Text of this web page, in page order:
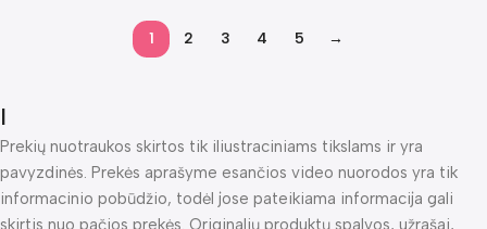
1 2 3 4 5 →
I
Prekių nuotraukos skirtos tik iliustraciniams tikslams ir yra
pavyzdinės. Prekės aprašyme esančios video nuorodos yra tik
informacinio pobūdžio, todėl jose pateikiama informacija gali
skirtis nuo pačios prekės. Originalių produktų spalvos, užrašai,